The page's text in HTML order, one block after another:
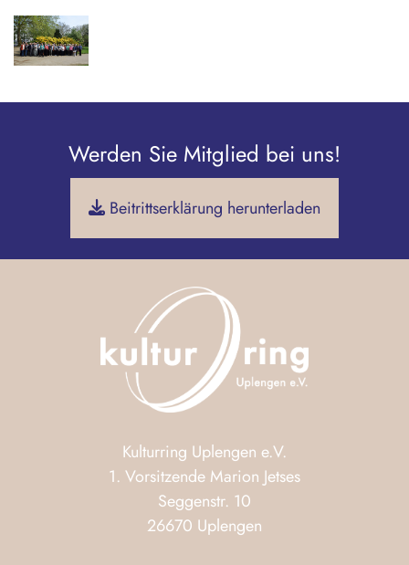
Werden Sie Mitglied bei uns!
Beitrittserklärung herunterladen
Kulturring Uplengen e.V.
1. Vorsitzende Marion Jetses
Seggenstr. 10
26670 Uplengen